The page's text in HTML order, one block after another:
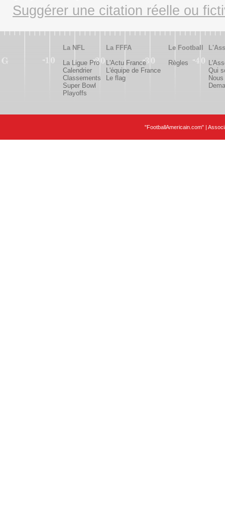
Suggérer une citation réelle ou
La NFL
La Ligue Pro
Calendrier
Classements
Super Bowl
Playoffs
La FFFA
L'Actu France
L'équipe de France
Le flag
Le Football
Règles
Qui
"FootballAmericain.com" |